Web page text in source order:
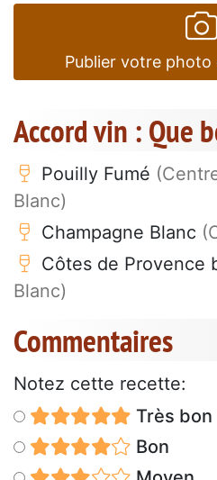
Publier votre
Accord vin : Que
Pouilly Fumé
Blanc)
Champagne Blanc
Côtes de Provence
Blanc)
Commentaires
Notez cette recette:
Très bon
Bon